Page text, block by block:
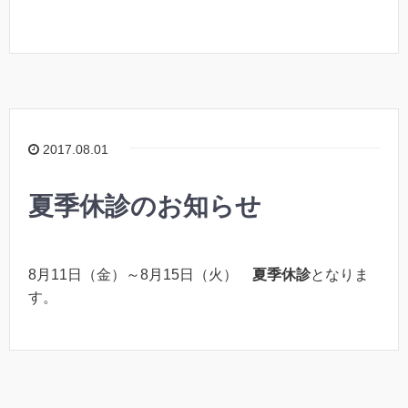
2017.08.01
夏季休診のお知らせ
8月11日（金）～8月15日（火） 夏季休診となりま
す。